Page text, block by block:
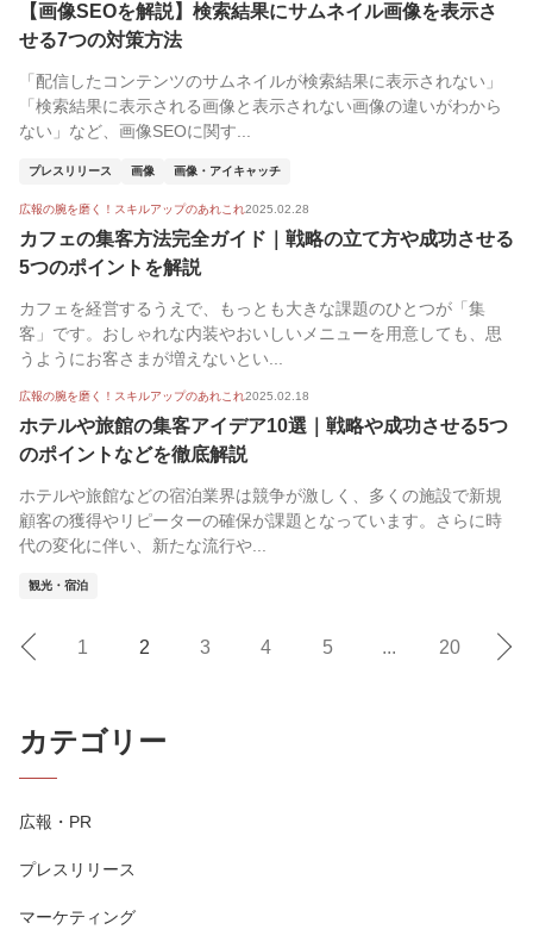
【画像SEOを解説】検索結果にサムネイル画像を表示さ
せる7つの対策方法
「配信したコンテンツのサムネイルが検索結果に表示されない」
「検索結果に表示される画像と表示されない画像の違いがわから
ない」など、画像SEOに関す...
プレスリリース 画像 画像・アイキャッチ
広報の腕を磨く！スキルアップのあれこれ2025.02.28
カフェの集客方法完全ガイド｜戦略の立て方や成功させる
5つのポイントを解説
カフェを経営するうえで、もっとも大きな課題のひとつが「集
客」です。おしゃれな内装やおいしいメニューを用意しても、思
うようにお客さまが増えないとい...
広報の腕を磨く！スキルアップのあれこれ2025.02.18
ホテルや旅館の集客アイデア10選｜戦略や成功させる5つ
のポイントなどを徹底解説
ホテルや旅館などの宿泊業界は競争が激しく、多くの施設で新規
顧客の獲得やリピーターの確保が課題となっています。さらに時
代の変化に伴い、新たな流行や...
観光・宿泊
1 2 3 4 5 ... 20
カテゴリー
広報・PR
プレスリリース
マーケティング